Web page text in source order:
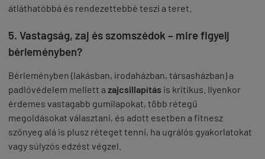
átláthatóbbá és rendezettebbé teszi a teret.
5. Vastagság, zaj és szomszédok – mire figyelj
bérleményben?
Bérleményben (lakásban, irodaházban, társasházban) a
padlóvédelem mellett a zajcsillapítás is kritikus. Ilyenkor
érdemes vastagabb gumilapokat, több rétegű
megoldásokat választani, és adott esetben a fitnesz
szőnyeg alá is plusz réteget tenni, ha ugrálós gyakorlatokat
vagy súlyzós edzést végzel.